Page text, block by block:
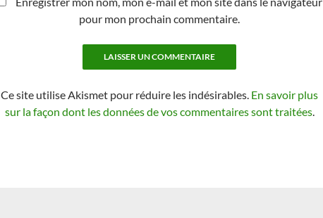
pour mon prochain commentaire.
Ce site utilise Akismet pour réduire les indésirables. En savoir plus
sur la façon dont les données de vos commentaires sont traitées.